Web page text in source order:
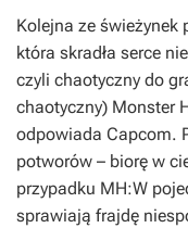
Kolejna ze
która skradła serce
czyli chaotyczny do
chaotyczny) Monster
odpowiada Capcom.
potworów – biorę w
przypadku MH:W
sprawiają frajdę